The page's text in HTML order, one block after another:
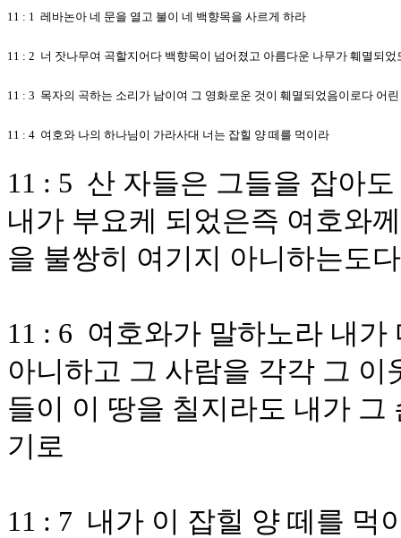
11 : 1 레바논아 네 문을 열고 불이 네 백향목을 사르게 하라
11 : 2 너 잣나무여 곡할지어다 백향목이 넘어졌고 아름다운 나무가 훼멸되
11 : 3 목자의 곡하는 소리가 남이여 그 영화로운 것이 훼멸되었음이로다 어
11 : 4 여호와 나의 하나님이 가라사대 너는 잡힐 양 떼를 먹이라
11 : 5 산 자들은 그들을 잡아
내가 부요케 되었은즉 여호와
을 불쌍히 여기지 아니하는도다
11 : 6 여호와가 말하노라 내
아니하고 그 사람을 각각 그
들이 이 땅을 칠지라도 내가
기로
11 : 7 내가 이 잡힐 양 떼를 먹